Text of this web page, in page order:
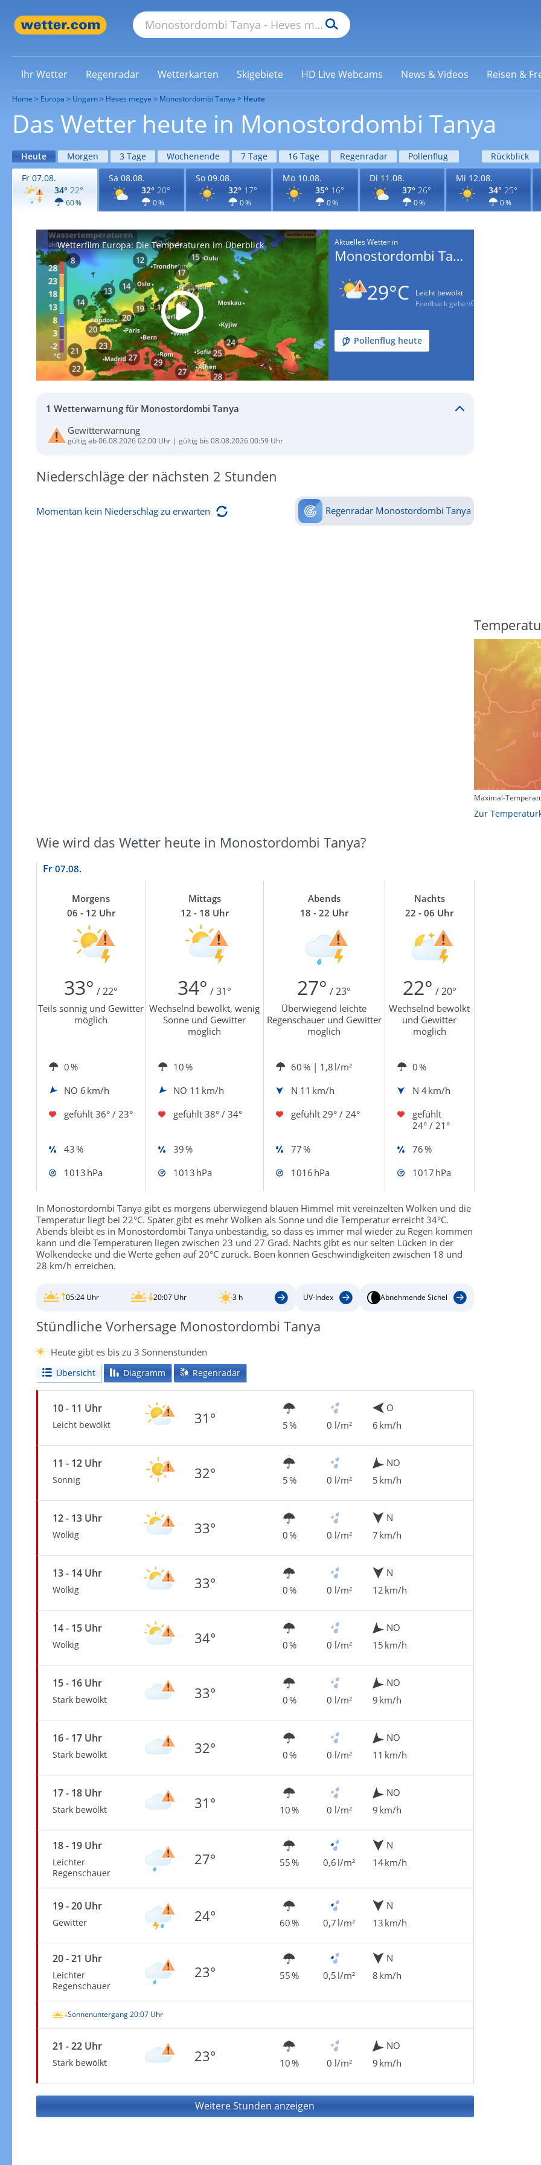
Ihr Wetter Regenradar Wetterkarten Skigebiete HD Live Webcams News & Videos Reisen &
Home Europa Ungarn Heves megye Monostordombi Tanya Heute
Das Wetter heute in Monostordombi Tanya
Heute Morgen 3 Tage Wochenende 7 Tage 16 Tage Regenradar Pollenflug
Rückblick
Fr 07.08.
34° 22°
60 %
Sa 08.08.
32° 20°
0 %
So 09.08.
32° 17°
0 %
Mo 10.08.
35° 16°
0 %
Di 11.08.
37° 26°
0 %
Mi 12.08.
34° 25°
0 %
Wetterfilm Europa: Die Temperaturen im Überblick Aktuelles Wetter in
Monostordombi Tanya
29°C
Leicht bewölkt
Feedback geben
Pollenflug heute
1 Wetterwarnung für Monostordombi Tanya
Gewitterwarnung
gültig ab 06.08.2026 02:00 Uhr | gültig bis 08.08.2026 00:59 Uhr
Niederschläge der nächsten 2 Stunden
Momentan kein Niederschlag zu erwarten Regenradar Monostordombi Tanya
Wie wird das Wetter heute in Monostordombi Tanya?
Fr 07.08.
Morgens
06 - 12 Uhr
Mittags
12 - 18 Uhr
Abends
18 - 22 Uhr
Nachts
22 - 06 Uhr
33° / 22° 34° / 31° 27° / 23° 22° / 20°
Teils sonnig und Gewitter
möglich
Wechselnd bewölkt, wenig
Sonne und Gewitter
möglich
Überwiegend leichte
Regenschauer und Gewitter
möglich
Wechselnd bewölkt
und Gewitter
möglich
0 % 10 % 60 % | 1,8 l/m²
0 %
NO 6 km/h NO 11 km/h N 11 km/h N 4 km/h
gefühlt 36° / 23° gefühlt 38° / 34° gefühlt 29° / 24°
gefühlt
24° / 21°
43 %
39 % 77 %
76 %
1013 hPa
1013 hPa 1016 hPa 1017 hPa
In Monostordombi Tanya gibt es morgens überwiegend blauen Himmel mit vereinzelten Wolken und die
Temperatur liegt bei 22°C. Später gibt es mehr Wolken als Sonne und die Temperatur erreicht 34°C.
Abends bleibt es in Monostordombi Tanya unbeständig, so dass es immer mal wieder zu Regen kommen
kann und die Temperaturen liegen zwischen 23 und 27 Grad. Nachts gibt es nur selten Lücken in der
Wolkendecke und die Werte gehen auf 20°C zurück. Böen können Geschwindigkeiten zwischen 18 und
28 km/h erreichen.
05:24 Uhr 20:07 Uhr 3 h UV-Index Abnehmende Sichel
Stündliche Vorhersage Monostordombi Tanya
Heute gibt es bis zu 3 Sonnenstunden
Übersicht Diagramm Regenradar
10 - 11 Uhr
Leicht bewölkt 31° 5 % 0 l/m²
O
6 km/h
11 - 12 Uhr
Sonnig 32° 5 % 0 l/m²
NO
5 km/h
12 - 13 Uhr
Wolkig 33° 0 % 0 l/m²
N
7 km/h
13 - 14 Uhr
Wolkig 33° 0 % 0 l/m²
N
12 km/h
14 - 15 Uhr
Wolkig 34° 0 % 0 l/m²
NO
15 km/h
15 - 16 Uhr
Stark bewölkt 33° 0 % 0 l/m²
NO
9 km/h
16 - 17 Uhr
Stark bewölkt 32° 0 % 0 l/m²
NO
11 km/h
17 - 18 Uhr
Stark bewölkt 31° 10 % 0 l/m²
NO
9 km/h
18 - 19 Uhr
Leichter
Regenschauer
27° 55 % 0,6 l/m²
N
14 km/h
19 - 20 Uhr
Gewitter 24° 60 % 0,7 l/m²
N
13 km/h
20 - 21 Uhr
Leichter
Regenschauer
23° 55 % 0,5 l/m²
N
8 km/h
Sonnenuntergang 20:07 Uhr
21 - 22 Uhr
Stark bewölkt 23° 10 % 0 l/m²
NO
9 km/h
Weitere Stunden anzeigen
Maximal-
Zur